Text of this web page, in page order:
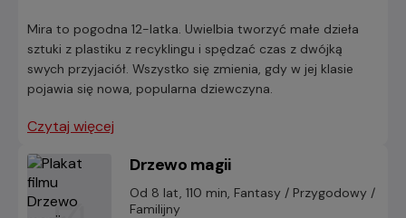
Mira to pogodna 12-latka. Uwielbia tworzyć małe dzieła
sztuki z plastiku z recyklingu i spędzać czas z dwójką
swych przyjaciół. Wszystko się zmienia, gdy w jej klasie
pojawia się nowa, popularna dziewczyna.
Czytaj więcej
Drzewo magii
Od 8 lat, 110 min, Fantasy / Przygodowy /
Familijny